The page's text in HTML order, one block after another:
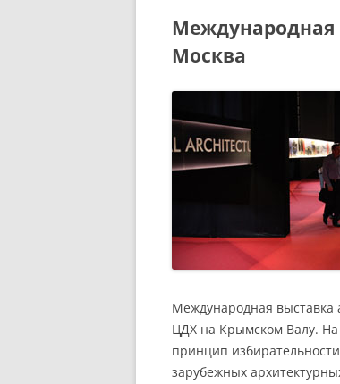
Международная
Москва
Международная выставка
ЦДХ на Крымском Валу. На
принцип
зарубежных